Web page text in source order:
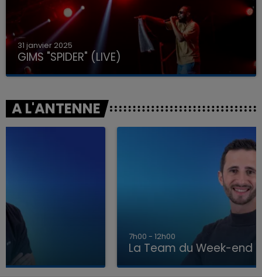
31 janvier 2025
GIMS "SPIDER" (LIVE)
A L'ANTENNE
7h00 - 12h00
La Team du Week-end